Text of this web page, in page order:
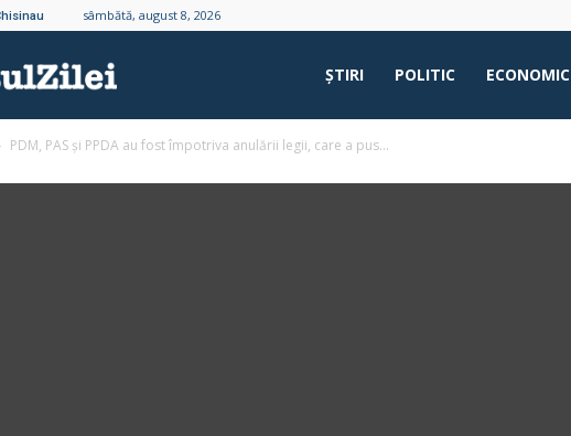
sâmbătă, august 8, 2026
ŞTIRI POLITIC ECONOMIC
PDM, PAS și PPDA au fost împotriva anulării legii, care a pus...